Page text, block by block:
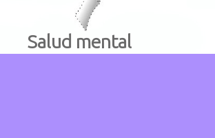
Salud mental